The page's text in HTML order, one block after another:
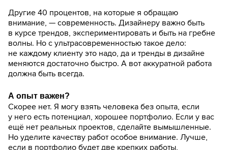
Другие 40 процентов, на которые я обращаю
внимание, — современность. Дизайнеру важно быть
в курсе трендов, экспериментировать и быть на гребне
волны. Но с ультрасовременностью такое дело:
не каждому клиенту это надо, да и тренды в дизайне
меняются достаточно быстро. А вот аккуратной работа
должна быть всегда.
А опыт важен?
Скорее нет. Я могу взять человека без опыта, если
у него есть потенциал, хорошее портфолио. Если у вас
ещё нет реальных проектов, сделайте вымышленные.
Но уделите качеству работ особое внимание. Лучше,
если в портфолио будет две крепких работы,